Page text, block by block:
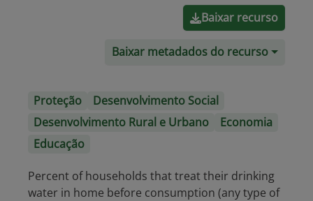
Baixar recurso
Baixar metadados do recurso
Proteção
Desenvolvimento Social
Desenvolvimento Rural e Urbano
Economia
Educação
Percent of households that treat their drinking
water in home before consumption (any type of